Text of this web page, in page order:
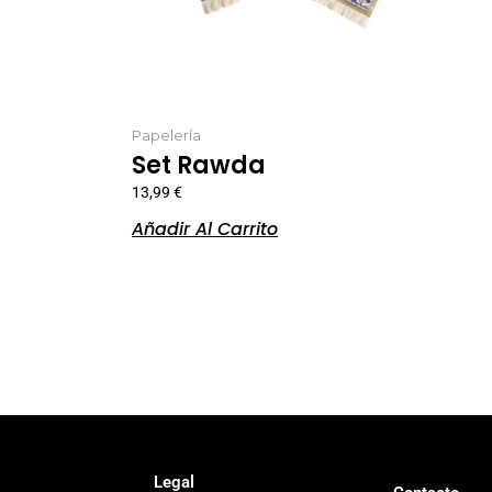
Papelería
Set Rawda
13,99 €
Añadir Al Carrito
Legal